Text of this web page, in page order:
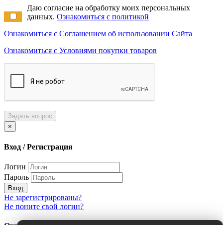
Даю согласие на обработку моих персональных
данных. Ознакомиться с политикой
Ознакомиться с Соглашением об использовании Сайта
Ознакомиться с Условиями покупки товаров
Задать вопрос
×
Вход / Регистрация
Логин
Пароль
Вход
Не зарегистрированы?
Не поните свой логин?